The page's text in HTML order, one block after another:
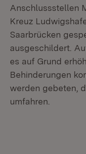
Anschlussstellen
Kreuz
Saarbrücken
ausgeschildert.
es auf Grund
Behinderungen
werden gebeten,
umfahren.